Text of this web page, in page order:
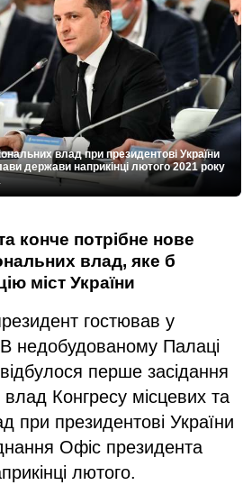
влад при президентові України
держави наприкінці лютого 2021 року
конче потрібне нове
влад, яке б
міст України
гостював у
недобудованому Палаці
перше засідання
Конгресу місцевих та
при президентові України
Офіс президента
лютого.